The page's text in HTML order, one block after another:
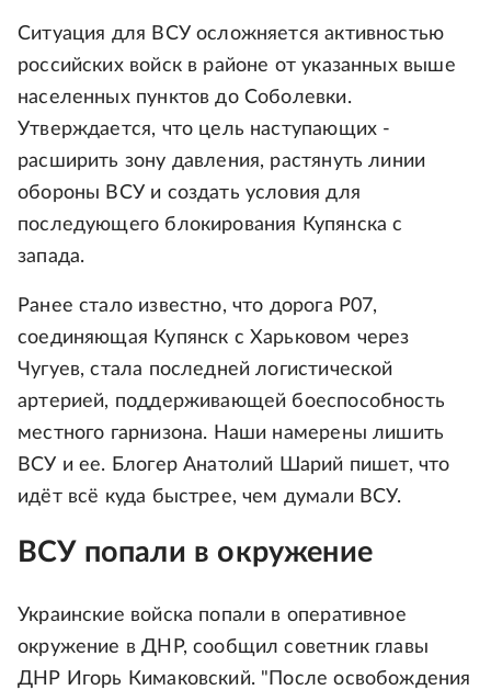
Ситуация для ВСУ осложняется активностью
российских войск в районе от указанных выше
населенных пунктов до Соболевки.
Утверждается, что цель наступающих -
расширить зону давления, растянуть линии
обороны ВСУ и создать условия для
последующего блокирования Купянска с
запада.
Ранее стало известно, что дорога Р07,
соединяющая Купянск с Харьковом через
Чугуев, стала последней логистической
артерией, поддерживающей боеспособность
местного гарнизона. Наши намерены лишить
ВСУ и ее. Блогер Анатолий Шарий пишет, что
идёт всё куда быстрее, чем думали ВСУ.
ВСУ попали в окружение
Украинские войска попали в оперативное
окружение в ДНР, сообщил советник главы
ДНР Игорь Кимаковский. "После освобождения